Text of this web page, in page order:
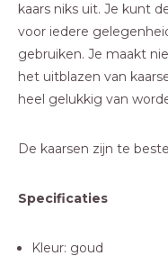
kaars niks uit. Je kunt
voor iedere
gebruiken. Je maakt
het uitblazen van
heel gelukkig van
De kaarsen zijn te
Specificaties
Kleur: goud